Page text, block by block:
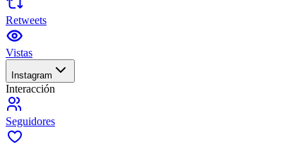
Retweets
Vistas
Instagram
Interacción
Seguidores